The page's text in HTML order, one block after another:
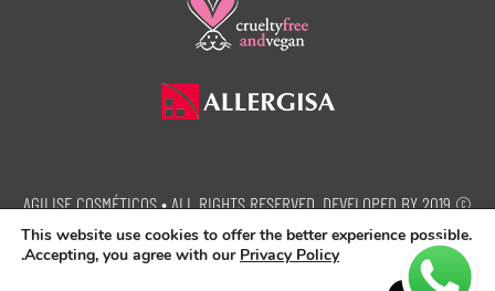
© 2019 AGILISE COSMÉTICOS • ALL RIGHTS RESERVED. DEVELOPED BY
SEMEIA PROPAGANDA.
This site is protected by reCAPTCHA and the Google.
Privacy Policy
and
This website use cookies to offer the better experience possible.
Accepting, you agree with our Privacy Policy
.